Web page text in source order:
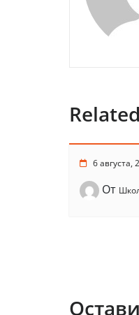
6 августа,
От